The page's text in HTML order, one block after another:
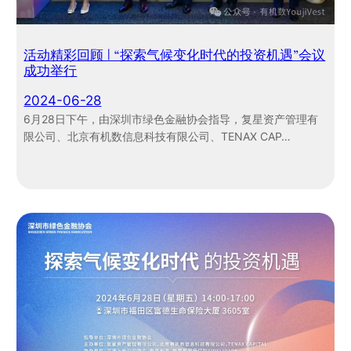
活动精彩回顾 | “探索气候变化时代的投资机遇”会议
成功举行
2024-06-28
6月28日下午，由深圳市绿色金融协会指导，复星资产管理有
限公司、北京有机数信息科技有限公司、TENAX CAP…